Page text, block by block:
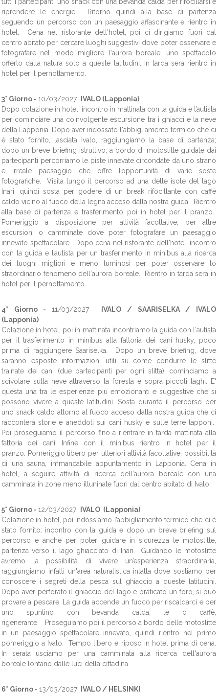
tutti i partecipanti uno snack con una bevanda calda per rifocillarsi e
riprendere le energie. Ritorno quindi alla base di partenza
seguendo un percorso con un paesaggio affascinante e rientro in
hotel. Cena nel ristorante dell'hotel, poi ci dirigiamo fuori dal
centro abitato per cercare luoghi suggestivi dove poter osservare e
fotografare nel modo migliore l'aurora boreale, uno spettacolo
offerto dalla natura solo a queste latitudini. In tarda sera rientro in
hotel per il pernottamento.
3° Giorno - 10/03/2027
IVALO (Lapponia)
Dopo colazione in hotel, incontro in mattinata con la guida e l’autista
per cominciare una coinvolgente escursione tra i ghiacci e la neve
della Lapponia. Dopo aver indossato l'abbigliamento termico che ci
è stato fornito, lasciata Ivalo, raggiungiamo la base di partenza;
dopo un breve briefing istruttivo, a bordo di motoslitte guidate dai
partecipanti percorriamo le piste innevate circondate da uno strano
e irreale paesaggio che offre l’opportunità di varie soste
fotografiche. Visita lungo il percorso ad una delle isole del lago
Inari, quindi sosta per godere di un break rifocillante con caffè
caldo vicino al fuoco della legna acceso dalla nostra guida. Rientro
alla base di partenza e trasferimento poi in hotel per il pranzo.
Pomeriggio a disposizione per attività facoltative, per altre
escursioni o camminate dove poter fotografare un paesaggio
innevato spettacolare. Dopo cena nel ristorante dell'hotel, incontro
con la guida e l’autista per un trasferimento in minibus alla ricerca
dei luoghi migliori e meno luminosi per poter osservare lo
straordinario fenomeno dell'aurora boreale. Rientro in tarda sera in
hotel per il pernottamento.
4° Giorno - 11/03/2027
IVALO / SAARISELKA / IVALO
(Lapponia)
Colazione in hotel, poi in mattinata incontriamo la guida con l'autista
per il trasferimento in minibus alla fattoria dei cani husky, poco
prima di raggiungere Saariselka.
Dopo un breve briefing, dove
saranno esposte informazioni utili su come condurre le slitte
trainate dei cani (due partecipanti per ogni slitta), cominciamo a
scivolare sulla neve attraverso la foresta e sopra piccoli laghi. E'
questa una tra le esperienze più emozionanti e suggestive che si
possono vivere a queste latitudini. Sosta durante il percorso per
uno snack caldo attorno al fuoco acceso dalla nostra guida che ci
racconterà storie e aneddoti sui cani husky e sulle terre lapponi.
Poi proseguiamo il percorso fino a rientrare in tarda mattinata alla
fattoria dei cani. Infine con il minibus rientro in hotel per il
pranzo. Pomeriggio libero per ulteriori attività facoltative, possibilità
di una sauna, immancabile appuntamento in Lapponia. Cena in
hotel, a seguire attività di ricerca dell'aurora boreale con una
camminata in zone meno illuninate fuori dal centro abitato di Ivalo.
5° Giorno - 12/03/2027
IVALO (Lapponia)
Colazione in hotel, poi indossiamo l’abbigliamento termico che ci è
stato fornito: incontro con la guida e dopo un breve briefing sul
percorso e anche per poter guidare in sicurezza le motoslitte,
partenza verso il lago ghiacciato di Inari. Guidando le motoslitte
avremo la possibilità di vivere un’esperienza straordinaria,
raggiungiamo infatti un'area naturalistica intatta dove sostiamo per
conoscere i segreti della pesca sul ghiaccio a queste latitudini.
Dopo aver perforato il ghiaccio del lago e praticato un foro, si può
provare a pescare. La guida accende un fuoco per riscaldarci e per
uno spuntino con bevanda calda, tè o caffè,
rigenerante. Proseguiamo poi il percorso a bordo delle motoslitte
in un paesaggio spettacolare innevato, quindi rientro nel primo
pomeriggio a Ivalo. Tempo libero e riposo in hotel prima di cena.
In serata usciamo per una camminata alla ricerca dell'aurora
boreale lontano dalle luci della cittadina.
6° Giorno - 13/03/2027
IVALO / HELSINKI